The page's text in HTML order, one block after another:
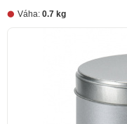
Váha: 0.7 kg